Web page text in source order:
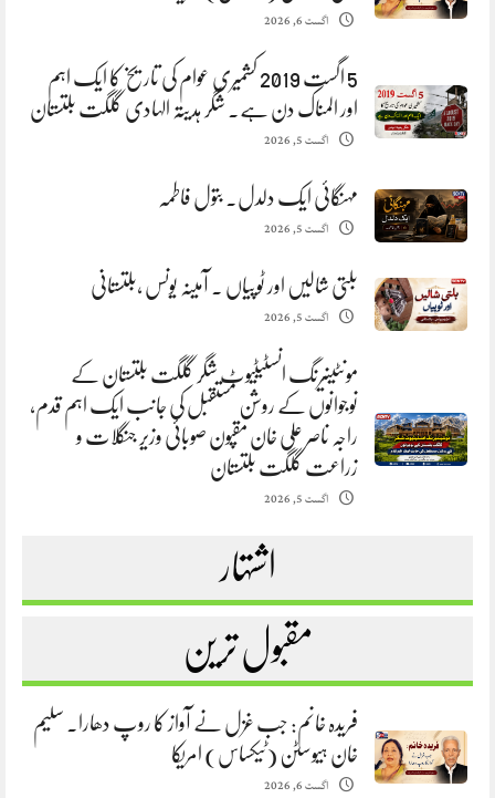
اگست 6, 2026
5 اگست 2019 کشمیری عوام کی تاریخ کا ایک اہم
اور المناک دن ہے. شگر ہدیتہ الہادی گلگت بلتستان
اگست 5, 2026
مہنگائی ایک دلدل. بتول فاطمہ
اگست 5, 2026
بلتی شالیں اور ٹوپیاں . آمینہ یونس ،بلتستانی
اگست 5, 2026
مونٹینیرنگ انسٹیٹیوٹ شگر گلگت بلتستان کے
نوجوانوں کے روشن مستقبل کی جانب ایک اہم قدم،
راجہ ناصر علی خان مقپون صوبائی وزیر جنگلات و
زراعت گلگت بلتستان
اگست 5, 2026
اشتہار
مقبول ترین
فریدہ خانم: جب غزل نے آواز کا روپ دھارا. سلیم
خان ہیوسٹن (ٹیکساس) امریکا
اگست 6, 2026